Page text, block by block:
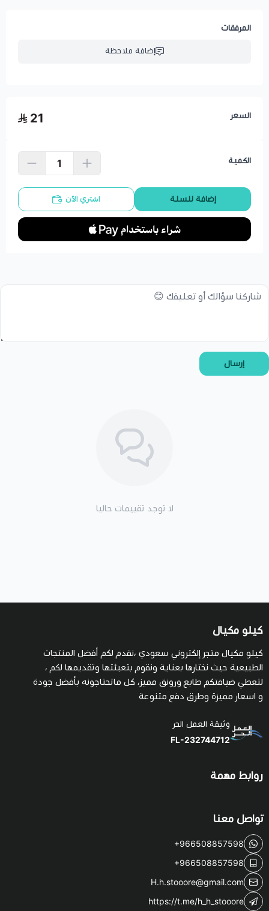
المرفقات
إضافة ملاحظة
السعر 21
الكمية
إضافة للسلة اشتري الآن
إرسال
لا توجد تقييمات حاليا
كيلو مكيال
كيلو مكيال متجر إلكتروني سعودي ،نقدم لكم أفضل المنتجات
الطبيعية حيث نختارها بعناية ونقوم بتعبئتها وتقديمها لكم ،
لتعطي ضيافتكم طابع ورونق مميز، كل ماتحتاجونه بأفضل جودة
و اسعار مميزة وطرق دفع متنوعة
وثيقة العمل الحر
FL-232744712
روابط مهمة
تواصل معنا
+966508857598
+966508857598
H.h.stooore@gmail.com
https://t.me/h_h_stooore